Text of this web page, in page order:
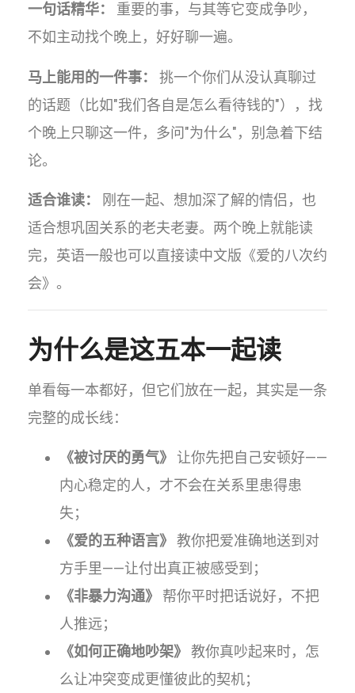
一句话精华：
重要的事，与其等它变成争吵，
不如主动找个晚上，好好聊一遍。
马上能用的一件事：
挑一个你们从没认真聊过
的话题（比如"我们各自是怎么看待钱的"），找
个晚上只聊这一件，多问"为什么"，别急着下结
论。
适合谁读：
刚在一起、想加深了解的情侣，也
适合想巩固关系的老夫老妻。两个晚上就能读
完，英语一般也可以直接读中文版《爱的八次约
会》。
为什么是这五本一起读
单看每一本都好，但它们放在一起，其实是一条
完整的成长线：
《被讨厌的勇气》
让你先把自己安顿好——
内心稳定的人，才不会在关系里患得患
失；
《爱的五种语言》
教你把爱准确地送到对
方手里——让付出真正被感受到；
《非暴力沟通》
帮你平时把话说好，不把
人推远；
《如何正确地吵架》
教你真吵起来时，怎
么让冲突变成更懂彼此的契机；